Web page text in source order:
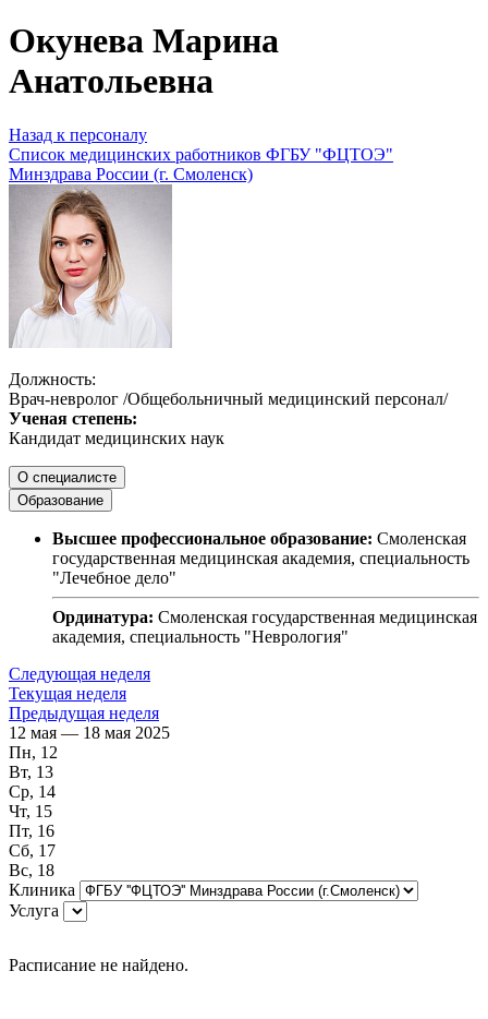
Окунева Марина
Анатольевна
Назад к персоналу
Список медицинских работников ФГБУ "ФЦТОЭ"
Минздрава России (г. Смоленск)
Должность:
Врач-невролог /Общебольничный медицинский персонал/
Ученая степень:
Кандидат медицинских наук
О специалисте
Образование
Высшее профессиональное образование: Смоленская
государственная медицинская академия, специальность
"Лечебное дело"
Ординатура: Смоленская государственная медицинская
академия, специальность "Неврология"
Следующая неделя
Текущая неделя
Предыдущая неделя
12 мая — 18 мая 2025
Пн, 12
Вт, 13
Ср, 14
Чт, 15
Пт, 16
Сб, 17
Вс, 18
Клиника
Услуга
Расписание не найдено.